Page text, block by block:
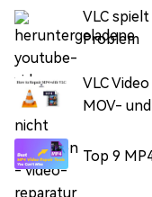
VLC
Problem
VLC
MOV-
Top 9